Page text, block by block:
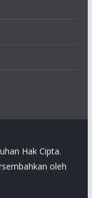
Hak Cipta.
oleh